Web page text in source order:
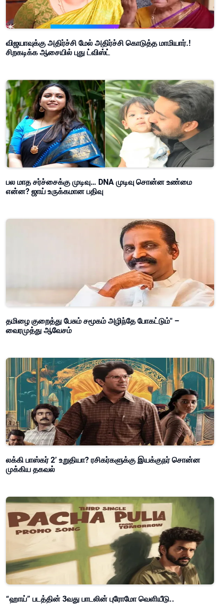
விஜயாவுக்கு அதிர்ச்சி மேல் அதிர்ச்சி கொடுத்த மாமியார்.!
சிறகடிக்க ஆசையில் புது ட்விஸ்ட்
பல மாத சர்ச்சைக்கு முடிவு… DNA முடிவு சொன்ன உண்மை
என்ன? ஜாய் உருக்கமான பதிவு
தமிழை குறைத்து பேசும் சமூகம் அழிந்தே போகட்டும்" –
வைரமுத்து ஆவேசம்
லக்கி பாஸ்கர் 2’ உறுதியா? ரசிகர்களுக்கு இயக்குநர் சொன்ன
முக்கிய தகவல்
“ஹாய்” படத்தின் 3வது பாடலின் புரோமோ வெளியீடு..